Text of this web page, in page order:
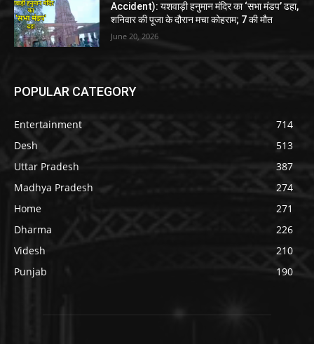
Accident): यशवाड़ी हनुमान मंदिर का ‘सभा मंडप’ ढहा,
शनिवार की पूजा के दौरान मचा कोहराम; 7 की मौत
June 20, 2026
POPULAR CATEGORY
Entertainment
714
Desh
513
Uttar Pradesh
387
Madhya Pradesh
274
Home
271
Dharma
226
Videsh
210
Punjab
190